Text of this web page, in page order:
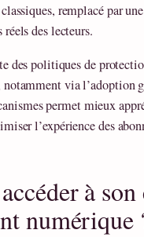
remplacé par
réels des lecteurs.
des politiques de
via l’adoption
permet mieux
l’expérience des
à
numérique